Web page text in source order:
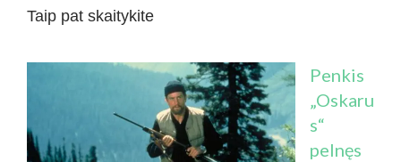
Taip pat skaitykite
Penkis
„Oskaru
s“
pelnęs